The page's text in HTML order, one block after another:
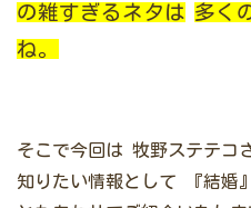
の雑すぎるネタは 多く
ね。
そこで今回は 牧野ステテコ
知りたい情報として 『結婚